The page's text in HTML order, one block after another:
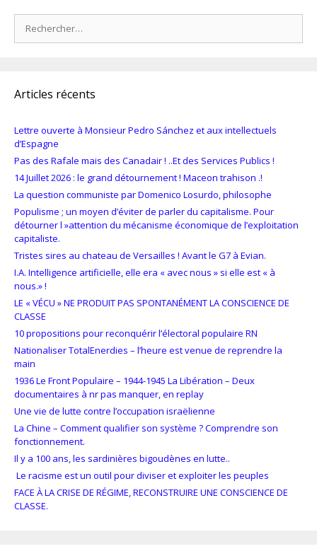
Articles récents
Lettre ouverte à Monsieur Pedro Sánchez et aux intellectuels
d’Espagne
Pas des Rafale mais des Canadair ! ..Et des Services Publics !
14 Juillet 2026 : le grand détournement ! Maceon trahison .!
La question communiste par Domenico Losurdo, philosophe
Populisme ; un moyen d’éviter de parler du capitalisme. Pour
détourner l »attention du mécanisme économique de l’exploitation
capitaliste.
Tristes sires au chateau de Versailles ! Avant le G7 à Evian.
I.A. Intelligence artificielle, elle era « avec nous » si elle est « à
nous.» !
LE « VÉCU » NE PRODUIT PAS SPONTANÉMENT LA CONSCIENCE DE
CLASSE
10 propositions pour reconquérir l’électoral populaire RN
Nationaliser TotalEnerdies – l’heure est venue de reprendre la
main
1936 Le Front Populaire – 1944-1945 La Libération – Deux
documentaires à nr pas manquer, en replay
Une vie de lutte contre l’occupation israëlienne
La Chine – Comment qualifier son système ? Comprendre son
fonctionnement.
Il y a 100 ans, les sardinières bigoudènes en lutte..
Le racisme est un outil pour diviser et exploiter les peuples
FACE À LA CRISE DE RÉGIME, RECONSTRUIRE UNE CONSCIENCE DE
CLASSE.